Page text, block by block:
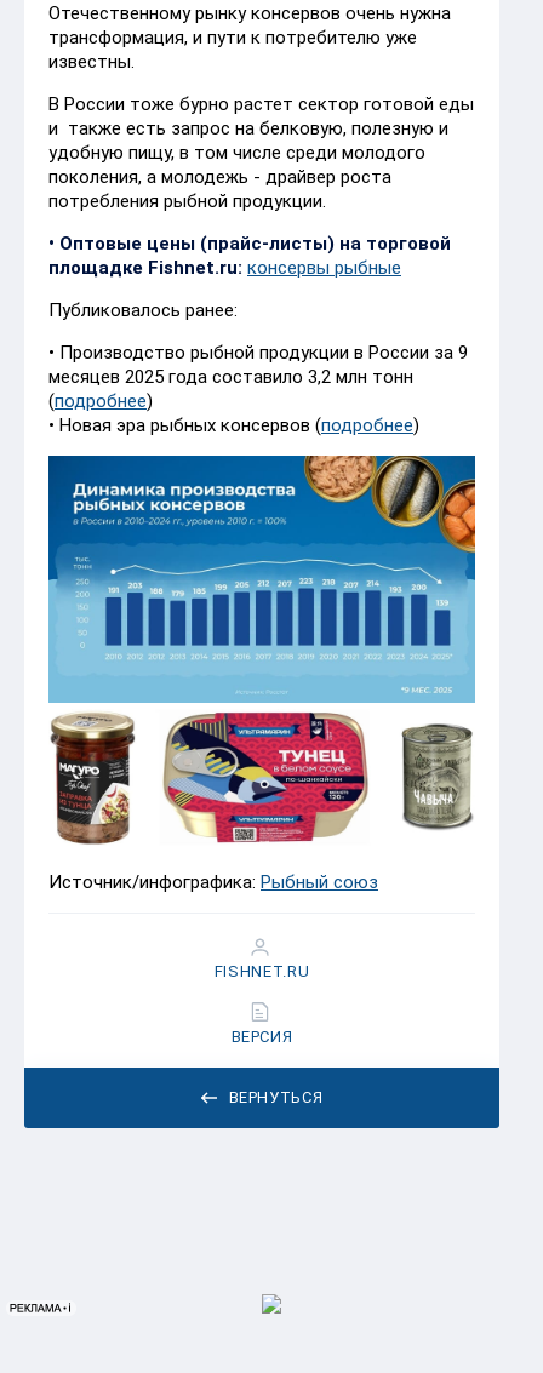
Отечественному рынку консервов очень нужна
трансформация, и пути к потребителю уже
известны.
В России тоже бурно растет сектор готовой еды
и также есть запрос на белковую, полезную и
удобную пищу, в том числе среди молодого
поколения, а молодежь - драйвер роста
потребления рыбной продукции.
• Оптовые цены (прайс-листы) на торговой
площадке Fishnet.ru: консервы рыбные
Публиковалось ранее:
• Производство рыбной продукции в России за 9
месяцев 2025 года составило 3,2 млн тонн
(подробнее)
• Новая эра рыбных консервов (подробнее)
Источник/инфографика: Рыбный союз
ВЕРНУТЬСЯ
FISHNET.RU
ВЕРСИЯ